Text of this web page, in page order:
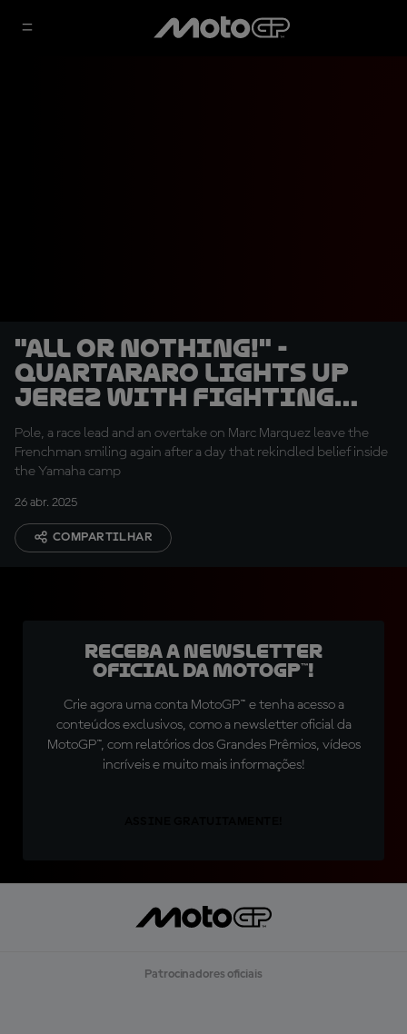
"All or nothing!" -
Quartararo lights up
Jerez with fighting
spirit
Pole, a race lead and an overtake on Marc Marquez leave the
Frenchman smiling again after a day that rekindled belief inside
the Yamaha camp
26 abr. 2025
COMPARTILHAR
Receba a newsletter
oficial da MotoGP™!
Crie agora uma conta MotoGP™ e tenha acesso a
conteúdos exclusivos, como a newsletter oficial da
MotoGP™, com relatórios dos Grandes Prêmios, vídeos
incríveis e muito mais informações!
Patrocinadores oficiais